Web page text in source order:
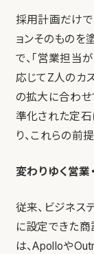
採用計画だけで
ョンそのものを
で、「営業担当
応じてZ人のカ
の拡大に合わせ
準化された定石
り、これらの前
変わりゆく営業
従来、ビジネス
に設定できた商
は、Apolloや